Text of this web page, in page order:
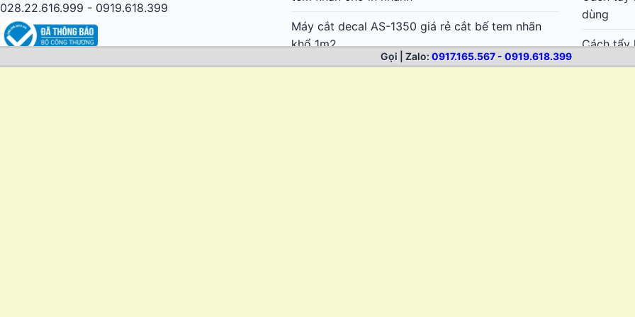
028.22.616.999 - 0919.618.399
Gọi | Zalo:0917.165.567 - 0919.618.399
Máy cắt decal AS-1350 giá rẻ cắt bế tem nhãn
khổ 1m2
dùng
Cách tẩy